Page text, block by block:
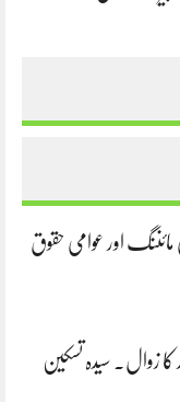
مائننگ اور عوامی حقوق
کا زوال. سیدہ تسکین